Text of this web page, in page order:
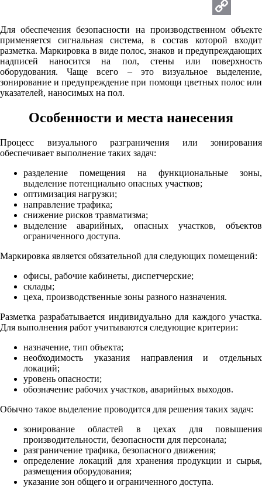
Telegram
Link
Для обеспечения безопасности на производственном объекте
применяется сигнальная система, в состав которой входит
разметка. Маркировка в виде полос, знаков и предупреждающих
надписей наносится на пол, стены или поверхность
оборудования. Чаще всего – это визуальное выделение,
зонирование и предупреждение при помощи цветных полос или
указателей, наносимых на пол.
Особенности и места нанесения
Процесс визуального разграничения или зонирования
обеспечивает выполнение таких задач:
разделение помещения на функциональные зоны,
выделение потенциально опасных участков;
оптимизация нагрузки;
направление трафика;
снижение рисков травматизма;
выделение аварийных, опасных участков, объектов
ограниченного доступа.
Маркировка является обязательной для следующих помещений:
офисы, рабочие кабинеты, диспетчерские;
склады;
цеха, производственные зоны разного назначения.
Разметка разрабатывается индивидуально для каждого участка.
Для выполнения работ учитываются следующие критерии:
назначение, тип объекта;
необходимость указания направления и отдельных
локаций;
уровень опасности;
обозначение рабочих участков, аварийных выходов.
Обычно такое выделение проводится для решения таких задач:
зонирование областей в цехах для повышения
производительности, безопасности для персонала;
разграничение трафика, безопасного движения;
определение локаций для хранения продукции и сырья,
размещения оборудования;
указание зон общего и ограниченного доступа.